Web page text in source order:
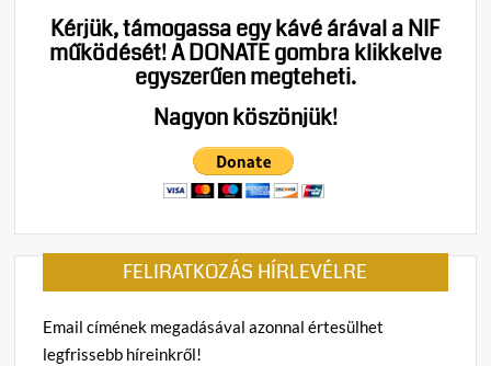
Kérjük, támogassa egy kávé árával a NIF
működését!A DONATE gombra klikkelve
egyszerűen megteheti.
Nagyon köszönjük!
FELIRATKOZÁS HÍRLEVÉLRE
Email címének megadásával azonnal értesülhet
legfrissebb híreinkről!